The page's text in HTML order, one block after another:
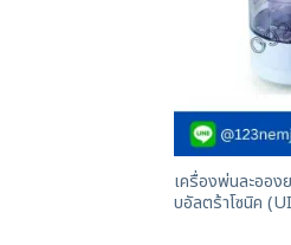
เครื่องพ่นละออง
บอัลตร้าโซนิค